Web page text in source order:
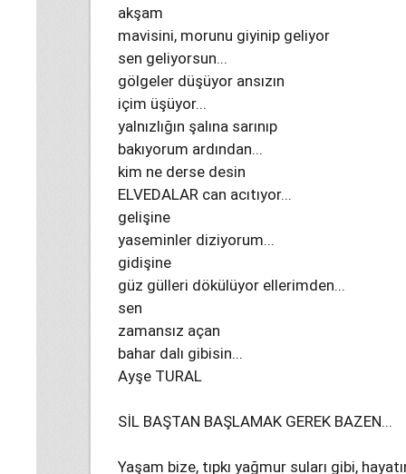
akşam
mavisini, morunu giyinip geliyor
sen geliyorsun...
gölgeler düşüyor ansızın
içim üşüyor...
yalnızlığın şalına sarınıp
bakıyorum ardından...
kim ne derse desin
ELVEDALAR can acıtıyor...
gelişine
yaseminler diziyorum...
gidişine
güz gülleri dökülüyor ellerimden...
sen
zamansız açan
bahar dalı gibisin...
Ayşe TURAL
SİL BAŞTAN BAŞLAMAK GEREK BAZEN...
Yaşam bize, tıpkı yağmur suları gibi,